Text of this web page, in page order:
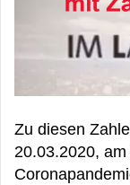
Zu diesen
20.03.2020,